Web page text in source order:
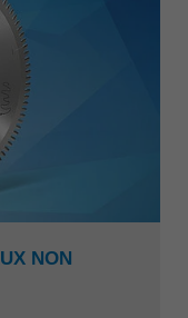
NON